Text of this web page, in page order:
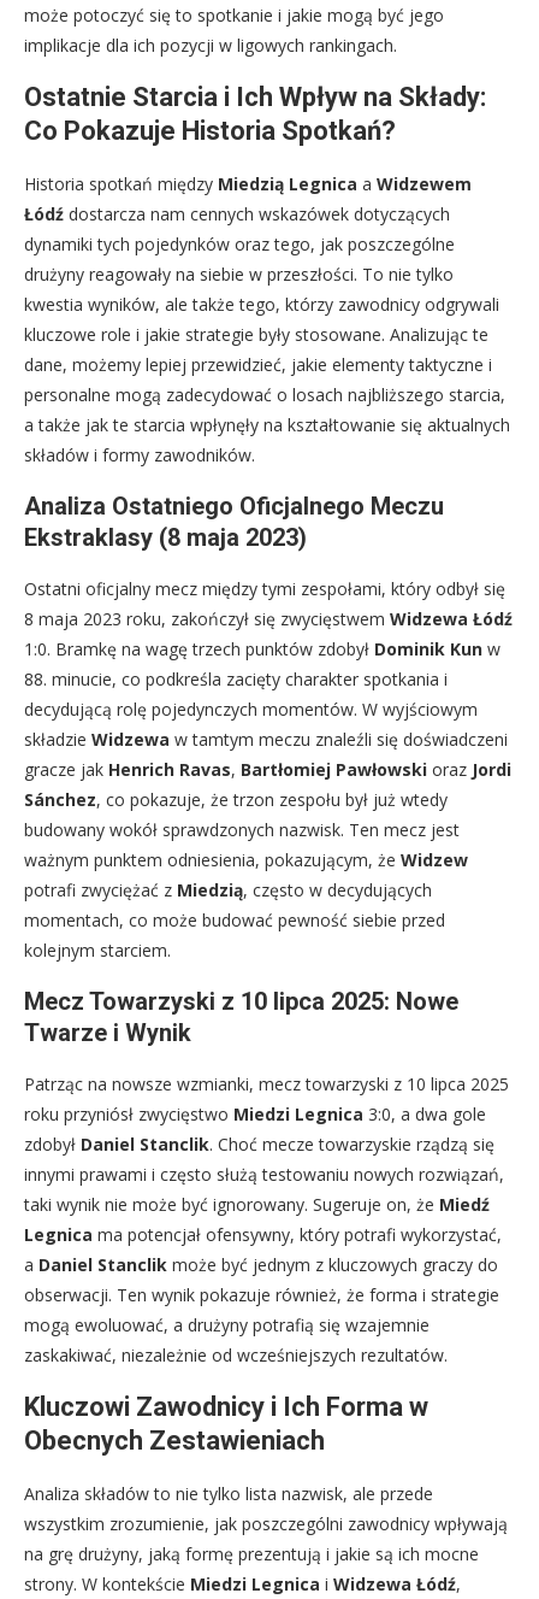
może potoczyć się to spotkanie i jakie mogą być jego
implikacje dla ich pozycji w ligowych rankingach.
Ostatnie Starcia i Ich Wpływ na Składy:
Co Pokazuje Historia Spotkań?
Historia spotkań między Miedzią Legnica a Widzewem
Łódź dostarcza nam cennych wskazówek dotyczących
dynamiki tych pojedynków oraz tego, jak poszczególne
drużyny reagowały na siebie w przeszłości. To nie tylko
kwestia wyników, ale także tego, którzy zawodnicy odgrywali
kluczowe role i jakie strategie były stosowane. Analizując te
dane, możemy lepiej przewidzieć, jakie elementy taktyczne i
personalne mogą zadecydować o losach najbliższego starcia,
a także jak te starcia wpłynęły na kształtowanie się aktualnych
składów i formy zawodników.
Analiza Ostatniego Oficjalnego Meczu
Ekstraklasy (8 maja 2023)
Ostatni oficjalny mecz między tymi zespołami, który odbył się
8 maja 2023 roku, zakończył się zwycięstwem Widzewa Łódź
1:0. Bramkę na wagę trzech punktów zdobył Dominik Kun w
88. minucie, co podkreśla zacięty charakter spotkania i
decydującą rolę pojedynczych momentów. W wyjściowym
składzie Widzewa w tamtym meczu znaleźli się doświadczeni
gracze jak Henrich Ravas, Bartłomiej Pawłowski oraz Jordi
Sánchez, co pokazuje, że trzon zespołu był już wtedy
budowany wokół sprawdzonych nazwisk. Ten mecz jest
ważnym punktem odniesienia, pokazującym, że Widzew
potrafi zwyciężać z Miedzią, często w decydujących
momentach, co może budować pewność siebie przed
kolejnym starciem.
Mecz Towarzyski z 10 lipca 2025: Nowe
Twarze i Wynik
Patrząc na nowsze wzmianki, mecz towarzyski z 10 lipca 2025
roku przyniósł zwycięstwo Miedzi Legnica 3:0, a dwa gole
zdobył Daniel Stanclik. Choć mecze towarzyskie rządzą się
innymi prawami i często służą testowaniu nowych rozwiązań,
taki wynik nie może być ignorowany. Sugeruje on, że Miedź
Legnica ma potencjał ofensywny, który potrafi wykorzystać,
a Daniel Stanclik może być jednym z kluczowych graczy do
obserwacji. Ten wynik pokazuje również, że forma i strategie
mogą ewoluować, a drużyny potrafią się wzajemnie
zaskakiwać, niezależnie od wcześniejszych rezultatów.
Kluczowi Zawodnicy i Ich Forma w
Obecnych Zestawieniach
Analiza składów to nie tylko lista nazwisk, ale przede
wszystkim zrozumienie, jak poszczególni zawodnicy wpływają
na grę drużyny, jaką formę prezentują i jakie są ich mocne
strony. W kontekście Miedzi Legnica i Widzewa Łódź,